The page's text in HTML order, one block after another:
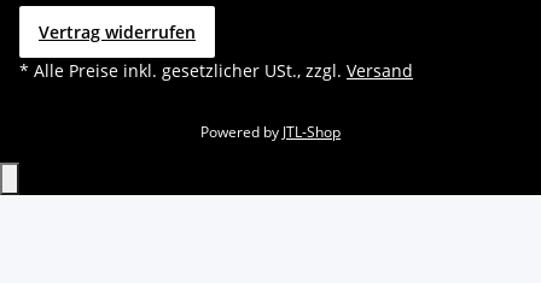
Vertrag widerrufen
* Alle Preise inkl. gesetzlicher USt., zzgl. Versand
Powered by JTL-Shop